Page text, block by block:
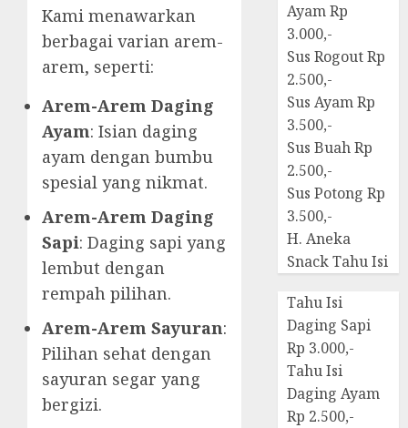
Kami menawarkan
berbagai varian arem-
arem, seperti:
Arem-Arem Daging
Ayam: Isian daging
ayam dengan bumbu
spesial yang nikmat.
Arem-Arem Daging
Sapi: Daging sapi yang
lembut dengan
rempah pilihan.
Arem-Arem Sayuran:
Pilihan sehat dengan
sayuran segar yang
bergizi.
Ayam Rp
3.000,-
Sus Rogout Rp
2.500,-
Sus Ayam Rp
3.500,-
Sus Buah Rp
2.500,-
Sus Potong Rp
3.500,-
H. Aneka
Snack Tahu Isi
Tahu Isi
Daging Sapi
Rp 3.000,-
Tahu Isi
Daging Ayam
Rp 2.500,-